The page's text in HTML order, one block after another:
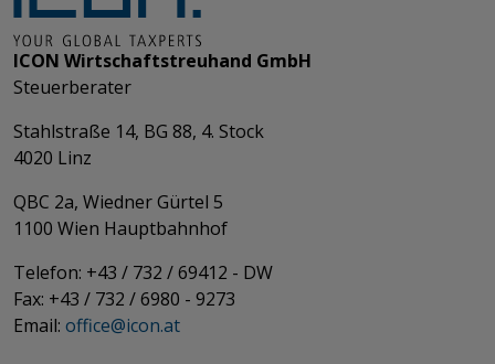
ICON Wirtschaftstreuhand GmbH
Steuerberater
Stahlstraße 14, BG 88, 4. Stock
4020 Linz
QBC 2a, Wiedner Gürtel 5
​​​​​​​1100 Wien Hauptbahnhof
Telefon: +43 / 732 / 69412 - DW
Fax: +43 / 732 / 6980 - 9273
​​​​​​​Email: office@­icon.at